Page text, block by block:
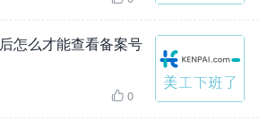
怎么才能查看备案号
 0